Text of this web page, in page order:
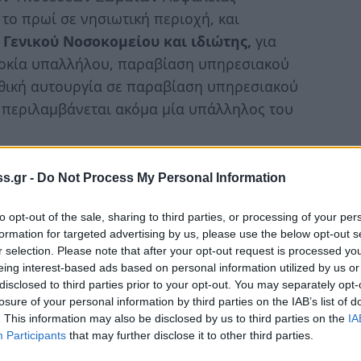
- Do Not Process My Personal Information
opt-out of the sale, sharing to third parties, or processing of your
for targeted advertising by us, please use the below opt-out
selection. Please note that after your opt-out request is processed
interest-based ads based on personal information utilized by us
to third parties prior to your opt-out. You may separately
of your personal information by third parties on the IAB’s list of
This information may also be disclosed by us to third parties on the
Participants that may further disclose it to other third parties.
πρωί σε νησιωτική περιοχή, και
Νοσοκομείου και ιδιώτης, για
υπαλλήλου, παραβίαση υπηρεσιακού
αυτουργία σε παραβίαση υπηρεσιακού
ακόμα μία υπάλληλος του
οποία, οι δύο υπάλληλοι του
τους ως τραυματιοφορείς
τελετών, σχετικά με το ποιοι ασθενείς
της κατάστασης της υγείας τους
εισαγγελικής Αρχής και παραγγέλθηκε